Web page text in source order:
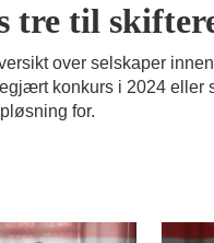
tre til
over selskaper
konkurs i 2024 eller
for.